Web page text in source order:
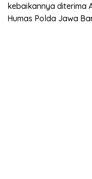
kebaikannya diterima
Humas Polda Jawa